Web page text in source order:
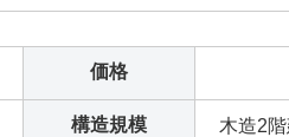
価格
構造規模 木造2階